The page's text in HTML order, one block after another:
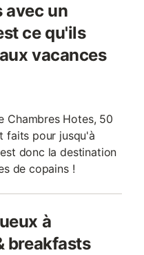
avec un
ce qu'ils
vacances
Chambres Hotes, 50
faits pour jusqu'à
donc la destination
de copains !
à
breakfasts